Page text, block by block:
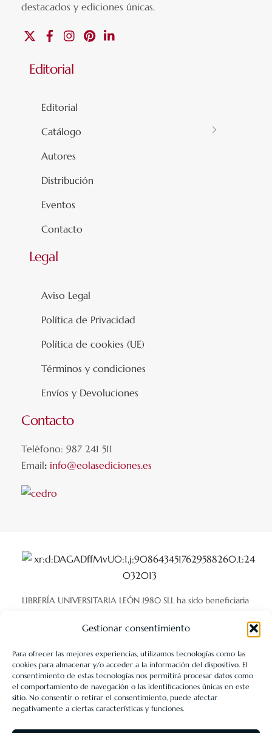
Gestionar consentimiento
Para ofrecer las mejores experiencias, utilizamos tecnologías como las
cookies para almacenar y/o acceder a la información del dispositivo. El
consentimiento de estas tecnologías nos permitirá procesar datos como
el comportamiento de navegación o las identificaciones únicas en este
sitio. No consentir o retirar el consentimiento, puede afectar
negativamente a ciertas características y funciones.
destacados y ediciones únicas.
FacebookInstagramPinterest
Editorial
Editorial
Catálogo
Autores
Distribución
Eventos
Contacto
Legal
Aviso Legal
Política de Privacidad
Política de cookies (UE)
Términos y condiciones
Envíos y Devoluciones
Contacto
Teléfono: 987 241 511
Email: info@eolasediciones.es
LIBRERÍA UNIVERSITARIA LEÓN 1980 SLL ha sido beneficiaria
competitividad de las PYMES, y gracias al cual ha puesto en
marcha un Plan de Acción con el objetivo de reforzar la
digitalización y la competitividad de las pymes durante el año
2025. Para ello ha contado con el apoyo del Programa Pyme
Digital de la Cámara de Comercio de León.#EuropaSeSiente